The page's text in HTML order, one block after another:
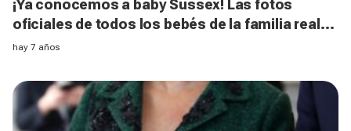
¡Ya conocemos a baby Sussex! Las fotos
oficiales de todos los bebés de la familia real
británica
hay 7 años